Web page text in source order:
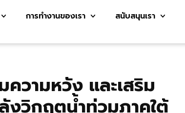
การทำงานของเรา สนับสนุนเรา
ความหวัง และเสริม
งวิกฤตน้ำท่วมภาคใต้